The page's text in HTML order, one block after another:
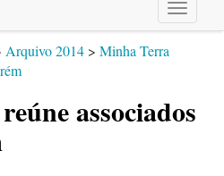
Toggle
Arquivo 2014 > Minha Terra
associados